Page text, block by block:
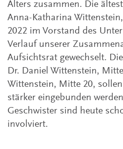
Alters zusammen. Die
Anna-Katharina
2022 im Vorstand des
Verlauf unserer
Aufsichtsrat gewechselt.
Dr. Daniel Wittenstein,
Wittenstein, Mitte 20,
stärker eingebunden
Geschwister sind heute
involviert.